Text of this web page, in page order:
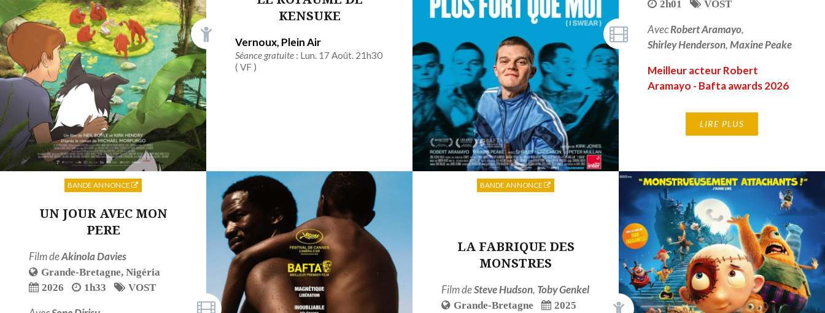
KENSUKE
Vernoux, Plein Air
Séance gratuite : Lun. 17 Août. 21h30
(VF )
2h01
VOST
AvecRobert Aramayo,
Shirley Henderson,Maxine Peake
Meilleur acteur Robert
Aramayo - Bafta awards 2026
LIRE PLUS
UN JOUR AVEC MON
PERE
Film deAkinola Davies
Grande-Bretagne,Nigéria
2026
1h33 VOST
BANDE ANNONCE
LA FABRIQUE DES
MONSTRES
Film deSteve Hudson, Toby Genkel
Grande-Bretagne
2025
BANDE ANNONCE